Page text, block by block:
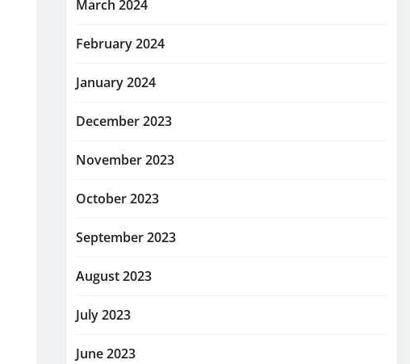
March 2024
February 2024
January 2024
December 2023
November 2023
October 2023
September 2023
August 2023
July 2023
June 2023